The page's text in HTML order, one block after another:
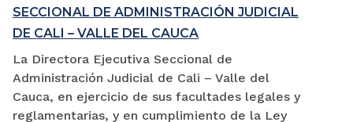
SECCIONAL DE ADMINISTRACIÓN JUDICIAL
DE CALI – VALLE DEL CAUCA
La Directora Ejecutiva Seccional de
Administración Judicial de Cali – Valle del
Cauca, en ejercicio de sus facultades legales y
reglamentarias, y en cumplimiento de la Ley